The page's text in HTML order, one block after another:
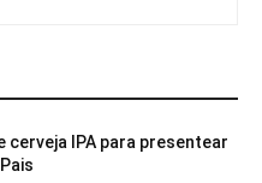
cerveja IPA para presentear